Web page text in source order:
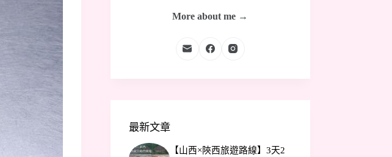
More about me →
最新文章
【山西×陝西旅遊路線】3天2